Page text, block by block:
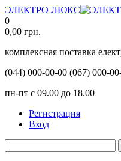
ЭЛЕКТРО ЛЮКС
0
0,00 грн.
комплексная поставка
(044) 000-00-00 (067) 000-
пн-пт с 09.00 до 18.00
Регистрация
Вход